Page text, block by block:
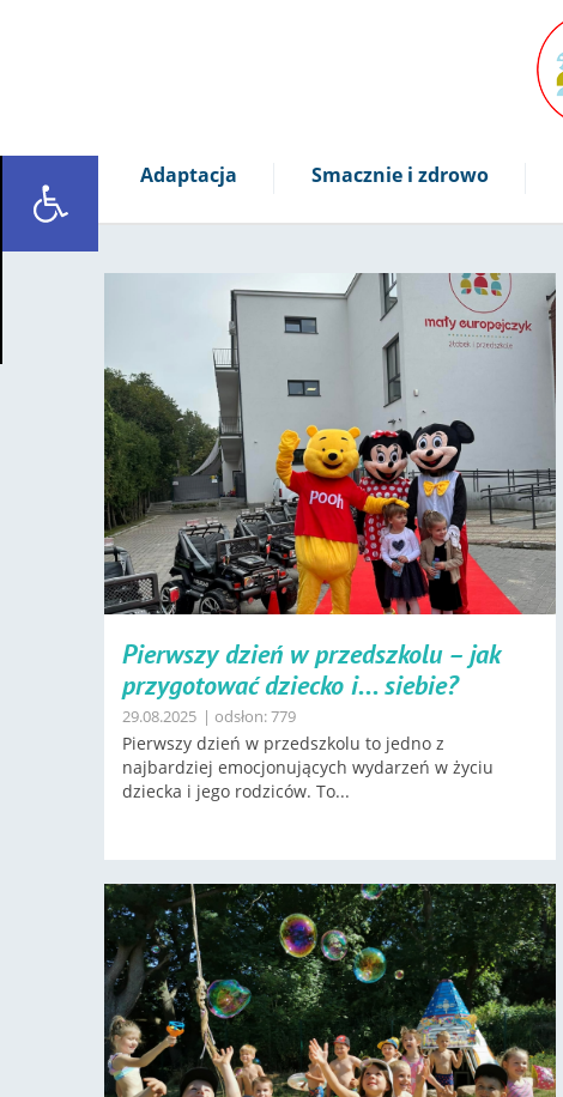
Adaptacja Smacznie i zdrowo
Pierwszy dzień w przedszkolu – jak
przygotować dziecko i... siebie?
29.08.2025 | odsłon: 779
Pierwszy dzień w przedszkolu to jedno z
najbardziej emocjonujących wydarzeń w życiu
dziecka i jego rodziców. To...